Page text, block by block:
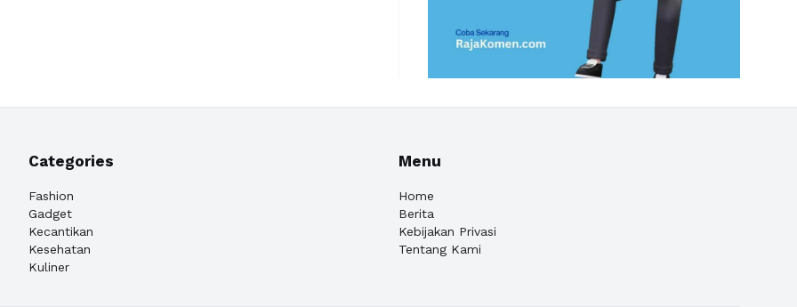
Categories
Fashion
Gadget
Kecantikan
Kesehatan
Kuliner
Menu
Home
Berita
Kebijakan Privasi
Tentang Kami